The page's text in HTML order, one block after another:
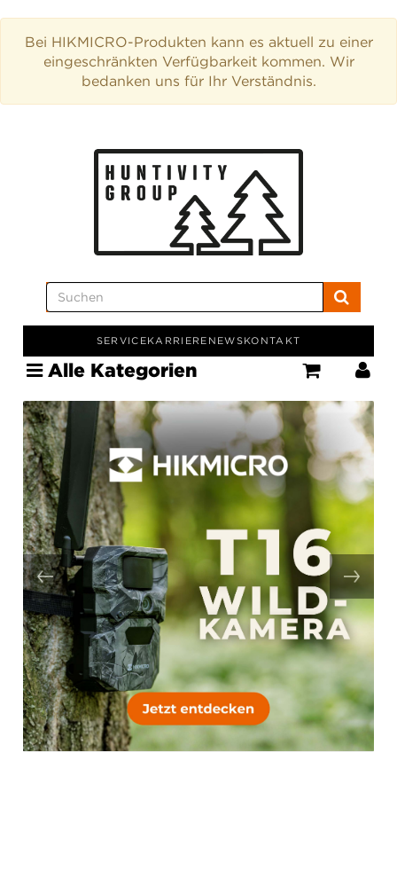
Bei HIKMICRO-Produkten kann es aktuell zu einer
eingeschränkten Verfügbarkeit kommen. Wir
bedanken uns für Ihr Verständnis.
SERVICEKARRIERE NEWSKONTAKT
Alle Kategorien